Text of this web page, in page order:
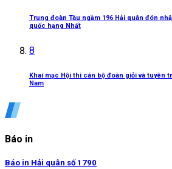
Trung đoàn Tàu ngầm 196 Hải quân đón
quốc hạng Nhất
8
Khai mạc Hội thi cán bộ đoàn giỏi và tuyên
Nam
Báo in
Báo in Hải quân số 1790